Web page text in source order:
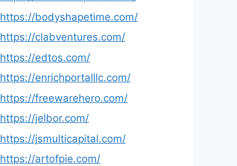
https://bodyshapetime.com/
https://clabventures.com/
https://edtos.com/
https://enrichportalllc.com/
https://freewarehero.com/
https://jelbor.com/
https://jsmulticapital.com/
https://artofpie.com/